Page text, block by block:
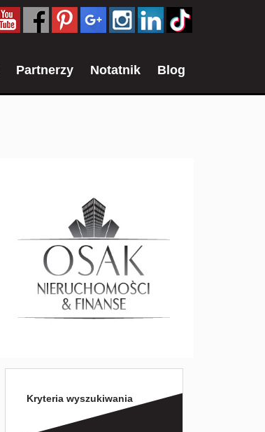
Partnerzy Notatnik Blog
Kryteria wyszukiwania